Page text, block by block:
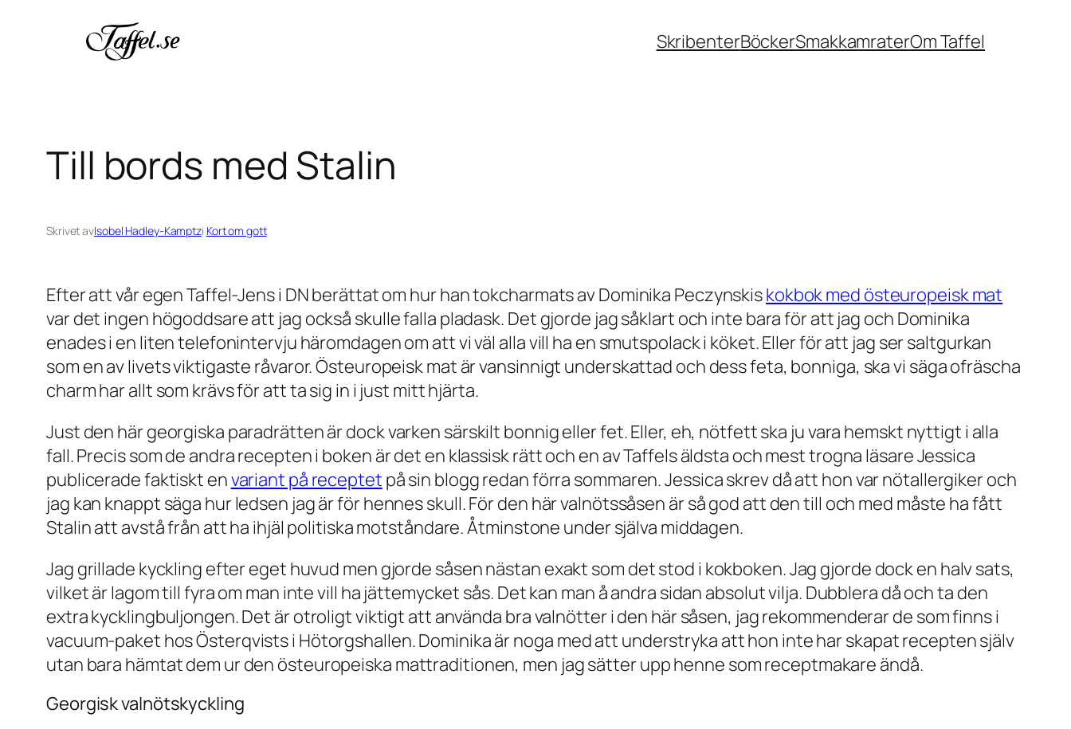
SkribenterBöckerSmakkamraterOm Taffel
Till bords med Stalin
Skrivet avIsobel Hadley-Kamptzi Kort om gott
Efter att vår egen Taffel-Jens i DN berättat om hur han tokcharmats av Dominika Peczynskiskokbok med östeuropeisk mat
var det ingen högoddsare att jag också skulle falla pladask. Det gjorde jag såklart och inte bara för att jag och Dominika
enades i en liten telefonintervju häromdagen om att vi väl alla vill ha en smutspolack i köket. Eller för att jag ser saltgurkan
som en av livets viktigaste råvaror. Östeuropeisk mat är vansinnigt underskattad och dess feta, bonniga, ska vi sägaofräscha
charm har allt som krävs för att ta sig in i just mitt hjärta.
Just den här georgiska paradrätten är dock varken särskilt bonnig eller fet. Eller, eh, nötfett ska ju vara hemskt nyttigt i alla
fall. Precis som de andra recepten i boken är det en klassisk rätt och en av Taffels äldsta och mest trogna läsare Jessica
publicerade faktiskt envariant på receptet på sin blogg redan förra sommaren. Jessica skrev då att hon var nötallergiker och
jag kan knappt säga hur ledsen jag är för hennes skull. För den här valnötssåsen är så god att den till och med måste ha fått
Stalin att avstå från att ha ihjäl politiska motståndare. Åtminstone under själva middagen.
Jag grillade kyckling efter eget huvud men gjorde såsen nästan exakt som det stod i kokboken. Jag gjorde dock en halv sats,
vilket är lagom till fyra om man inte vill ha jättemycket sås. Det kan man å andra sidan absolut vilja. Dubblera då och ta den
extra kycklingbuljongen. Det är otroligt viktigt att använda bra valnötter i den här såsen, jag rekommenderar de som finns i
vacuum-paket hos Österqvists i Hötorgshallen. Dominika är noga med att understryka att hon inte har skapat recepten själv
utan bara hämtat dem ur den östeuropeiska mattraditionen, men jag sätter upp henne som receptmakare ändå.
Georgisk valnötskyckling